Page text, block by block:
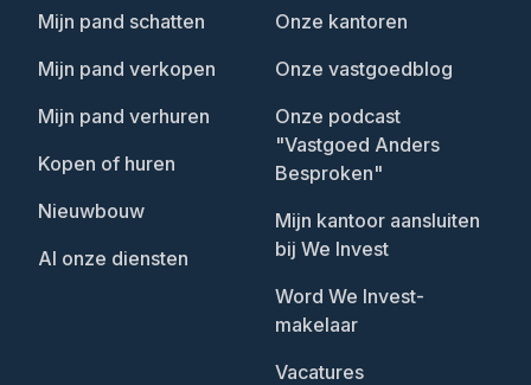
Mijn pand schatten
Mijn pand verkopen
Mijn pand verhuren
Kopen of huren
Nieuwbouw
Al onze diensten
Onze kantoren
Onze vastgoedblog
Onze podcast
"Vastgoed Anders
Besproken"
Mijn kantoor aansluiten
bij We Invest
Word We Invest-
makelaar
Vacatures